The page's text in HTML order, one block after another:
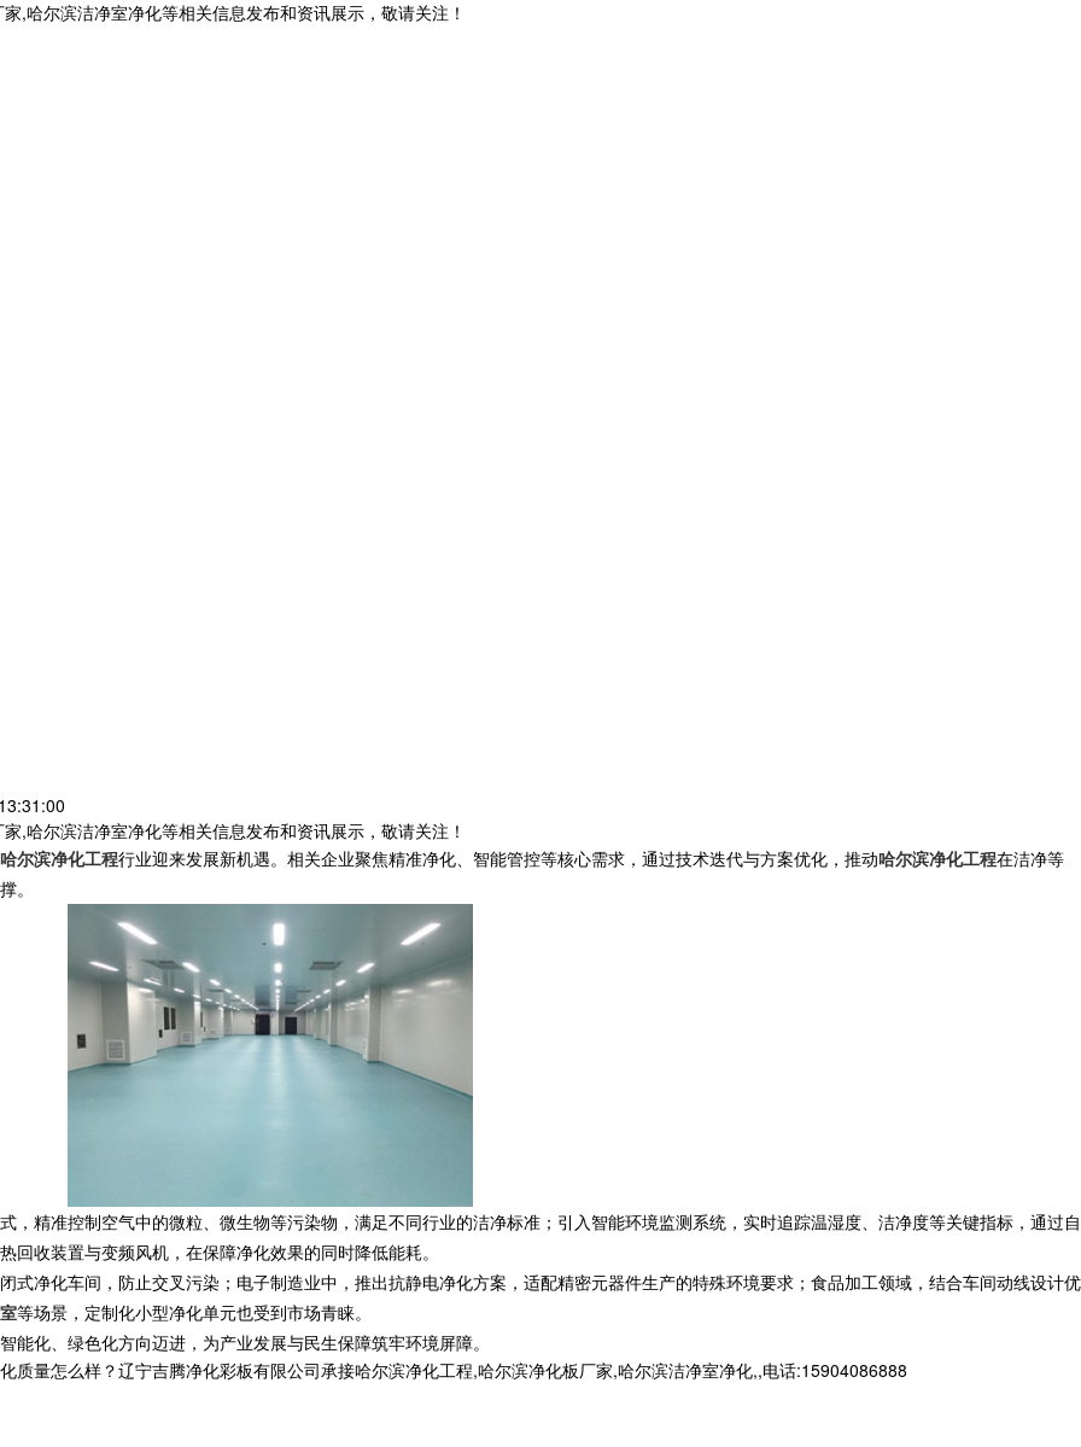
,哈尔滨洁净室净化等相关信息发布和资讯展示，敬请关注！
,哈尔滨洁净室净化等相关信息发布和资讯展示，敬请关注！
哈尔滨净化工程行业迎来发展新机遇。相关企业聚焦精准净化、智能管控等核心需求，通过技术迭代与方案优化，推动哈尔滨净化工程在洁净等
。
精准控制空气中的微粒、微生物等污染物，满足不同行业的洁净标准；引入智能环境监测系统，实时追踪温湿度、洁净度等关键指标，通过自
收装置与变频风机，在保障净化效果的同时降低能耗。
净化车间，防止交叉污染；电子制造业中，推出抗静电净化方案，适配精密元器件生产的特殊环境要求；食品加工领域，结合车间动线设计优
等场景，定制化小型净化单元也受到市场青睐。
化、绿色化方向迈进，为产业发展与民生保障筑牢环境屏障。
质量怎么样？辽宁吉腾净化彩板有限公司承接哈尔滨净化工程,哈尔滨净化板厂家,哈尔滨洁净室净化,,电话:15904086888